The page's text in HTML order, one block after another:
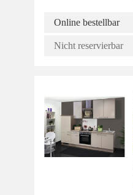
Online bestellbar
Nicht reservierbar